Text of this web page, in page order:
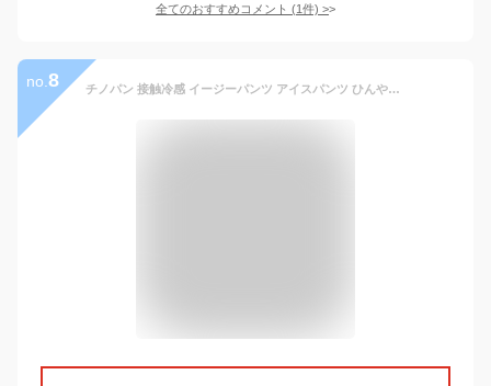
全てのおすすめコメント (1件) >
no. 8 チノパン 接触冷感 イージーパンツ アイスパンツ ひんやり 涼しい テーパード ストレッチパンツ スキニーパンツ メンズ ストレッチ ズボン スリム ストレート 涼しい 伸縮 超伸縮 30代 40代 50代 おうち ボトムス セール 冷感 夏 ギフト プレゼント